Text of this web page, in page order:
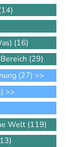
(16)
(29)
(27) >>
>>
Welt (119)